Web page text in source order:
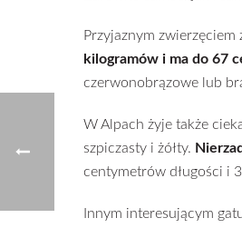
Przyjaznym
kilogramów i ma do 67
czerwonobrązowe lub
W Alpach żyje także
szpiczasty i żółty.
centymetrów długości i
Innym interesującym